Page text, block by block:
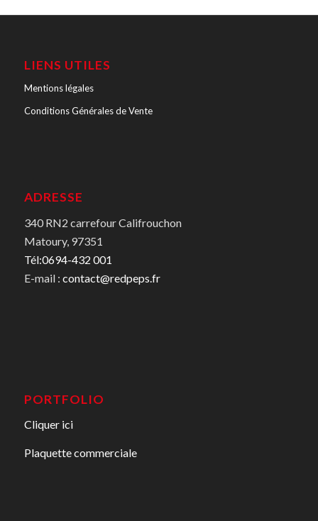
LIENS UTILES
Mentions légales
Conditions Générales de Vente
ADRESSE
340 RN2 carrefour Califrouchon
Matoury, 97351
Tél:0694-432 001
E-mail : contact@redpeps.fr
PORTFOLIO
Cliquer ici
Plaquette commerciale